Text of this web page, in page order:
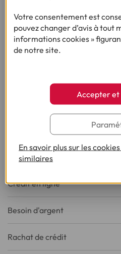
un prêt personnel et une
Simulez sur notre site une
quelques clics !
Crédit consommation
Crédit renouvelable
Prêt personnel
Crédit en ligne
Besoin d'argent
Rachat de crédit
Votre consentement est
pouvez changer d’avis à tout
informations cookies »
de notre site.
Accepter
En savoir plus sur les
similaires